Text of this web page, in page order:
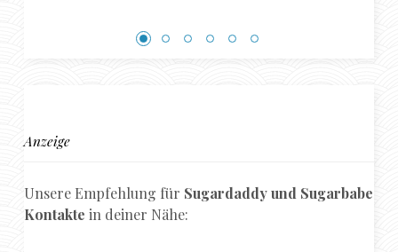
Anzeige
Unsere Empfehlung für Sugardaddy und Sugarbabe
Kontakte in deiner Nähe: